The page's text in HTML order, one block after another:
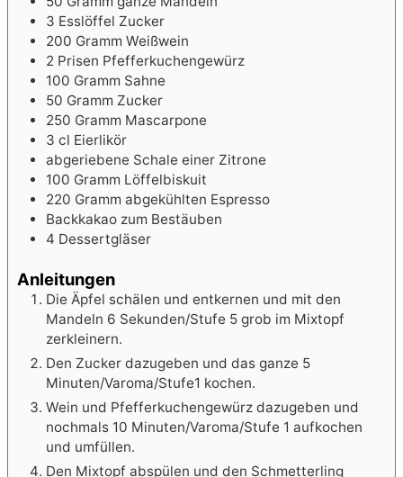
3 Esslöffel Zucker
200 Gramm Weißwein
2 Prisen Pfefferkuchengewürz
100 Gramm Sahne
50 Gramm Zucker
250 Gramm Mascarpone
3 cl Eierlikör
abgeriebene Schale einer Zitrone
100 Gramm Löffelbiskuit
220 Gramm abgekühlten Espresso
Backkakao zum Bestäuben
4 Dessertgläser
Anleitungen
Die Äpfel schälen und entkernen und mit den
Mandeln 6 Sekunden/Stufe 5 grob im Mixtopf
zerkleinern.
Den Zucker dazugeben und das ganze 5
Minuten/Varoma/Stufe1 kochen.
Wein und Pfefferkuchengewürz dazugeben und
nochmals 10 Minuten/Varoma/Stufe 1 aufkochen
und umfüllen.
Den Mixtopf abspülen und den Schmetterling